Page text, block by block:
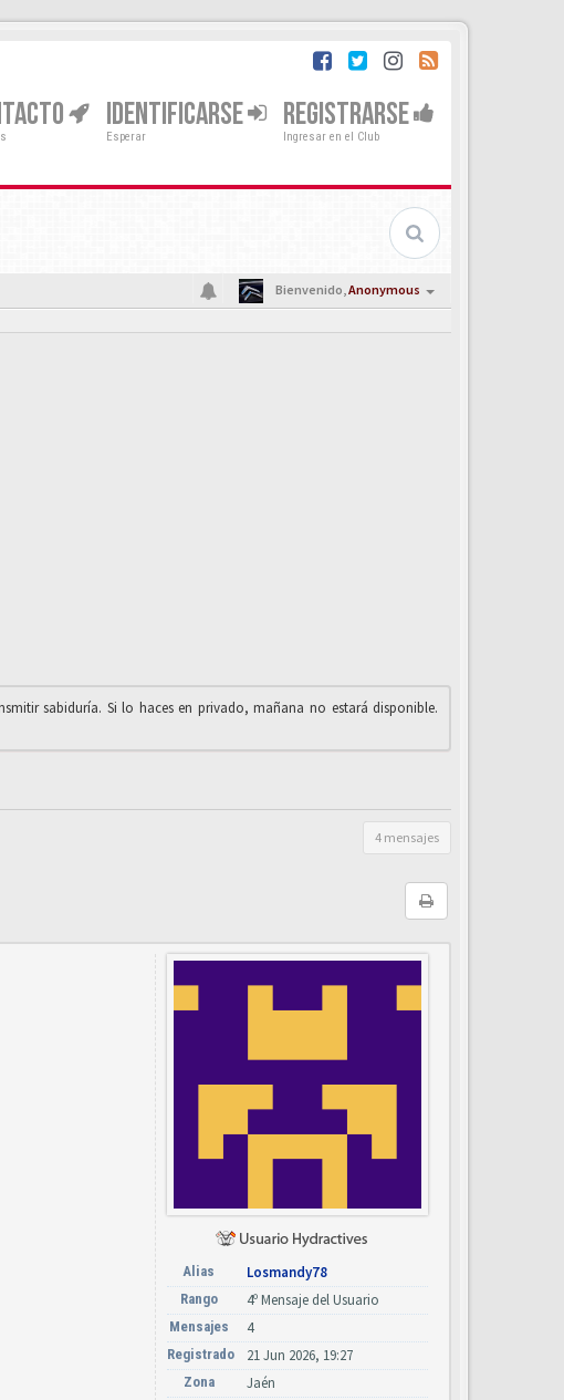
IDENTIFICARSE
Esperar
REGISTRARSE
Ingresar en el Club
Bienvenido,Anonymous
sabiduría. Si lo haces en privado, mañana no estará disponible.
4 mensajes
Alias Losmandy78
Rango 4º Mensaje del Usuario
Mensajes 4
Registrado 21 Jun 2026, 19:27
Zona Jaén